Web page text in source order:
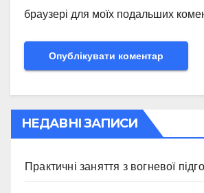
браузері для моїх подальших
НЕДАВНІ ЗАПИСИ
Практичні заняття з вогневої